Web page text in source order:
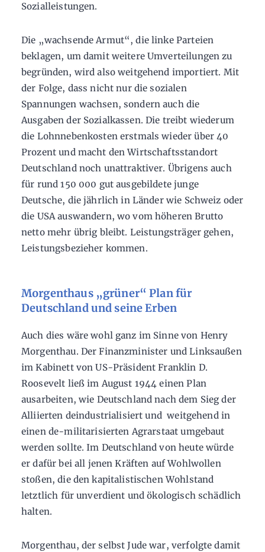
Sozialleistungen.
Die „wachsende Armut“, die linke Parteien
beklagen, um damit weitere Umverteilungen zu
begründen, wird also weitgehend importiert. Mit
der Folge, dass nicht nur die sozialen
Spannungen wachsen, sondern auch die
Ausgaben der Sozialkassen. Die treibt wiederum
die Lohnnebenkosten erstmals wieder über 40
Prozent und macht den Wirtschaftsstandort
Deutschland noch unattraktiver. Übrigens auch
für rund 150 000 gut ausgebildete junge
Deutsche, die jährlich in Länder wie Schweiz oder
die USA auswandern, wo vom höheren Brutto
netto mehr übrig bleibt. Leistungsträger gehen,
Leistungsbezieher kommen.
Morgenthaus „grüner“ Plan für
Deutschland und seine Erben
Auch dies wäre wohl ganz im Sinne von Henry
Morgenthau. Der Finanzminister und Linksaußen
im Kabinett von US-Präsident Franklin D.
Roosevelt ließ im August 1944 einen Plan
ausarbeiten, wie Deutschland nach dem Sieg der
Alliierten deindustrialisiert und weitgehend in
einen de-militarisierten Agrarstaat umgebaut
werden sollte. Im Deutschland von heute würde
er dafür bei all jenen Kräften auf Wohlwollen
stoßen, die den kapitalistischen Wohlstand
letztlich für unverdient und ökologisch schädlich
halten.
Morgenthau, der selbst Jude war, verfolgte damit